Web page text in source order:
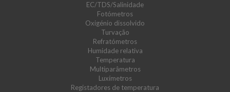
EC/TDS/Salinidade
Fotómetros
Oxigénio dissolvido
Turvação
Refratómetros
Humidade relativa
Temperatura
Multiparâmetros
Luxímetros
Registadores de temperatura